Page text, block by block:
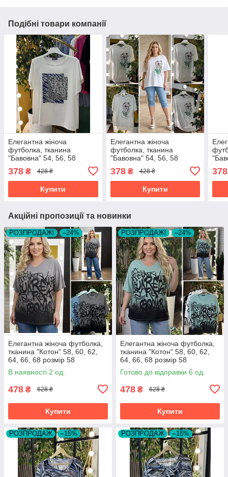
Подібні товари компанії
Елегантна жіноча
футболка, тканина
"Бавовна" 54, 56, 58
378 ₴ 428 ₴
Купити
Елегантна жіноча
футболка, тканина
"Бавовна" 54, 56, 58
378₴ 428 ₴
Купити
378
Акційні пропозиції та новинки
РОЗПРОДАЖ! –24%
Елегантна жіноча футболка,
тканина "Котон" 58, 60, 62,
64, 66, 68 розмір 58
В наявності 2 од.
478 ₴ 628 ₴
Купити
РОЗПРОДАЖ! –24%
Елегантна жіноча футболка,
тканина "Котон" 58, 60, 62,
64, 66, 68 розмір 58
Готово до відправки 6 од.
478 ₴ 628 ₴
Купити
РОЗПРОДАЖ –15% РОЗПРОДАЖ –15%